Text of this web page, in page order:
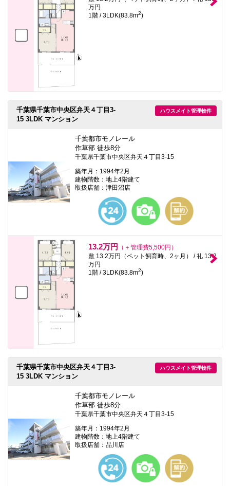
万円
1階 / 3LDK(83.8m2)
ハウスメイト管理物件
千葉県千葉市中央区弁天４丁目3-
15 3LDK マンション
千葉都市モノレール
作草部 徒歩8分
千葉県千葉市中央区弁天４丁目3-15
築年月：1994年2月
建物階数：地上4階建て
取扱店舗：津田沼店
13.2万円
（＋管理費5,500円）
敷 13.2万円（ペット飼育時、2ヶ月） / 礼 13.2
万円
1階 / 3LDK(83.8m2)
ハウスメイト管理物件
千葉県千葉市中央区弁天４丁目3-
15 3LDK マンション
千葉都市モノレール
作草部 徒歩8分
千葉県千葉市中央区弁天４丁目3-15
築年月：1994年2月
建物階数：地上4階建て
取扱店舗：品川店